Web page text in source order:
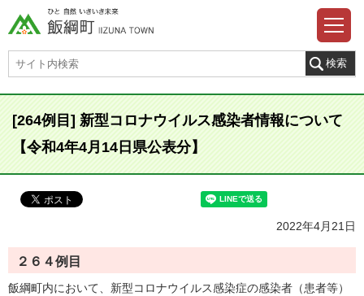
[264例目] 新型コロナウイルス感染者情報について
【令和4年4月14日県公表分】
2022年4月21日
２６４例目
飯綱町内において、新型コロナウイルス感染症の感染者（患者等）